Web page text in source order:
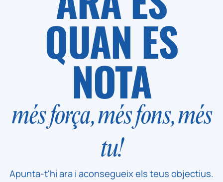
QUAN ES
NOTA
més força, més fons, més
tu!
Apunta-t'hi ara i aconsegueix els teus objectius.